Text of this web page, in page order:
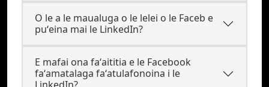
O le a le maualuga o le lelei o le Faceb e
puʻeina mai le LinkedIn?
E mafai ona faʻaititia e le Facebook
faʻamatalaga faʻatulafonoina i le